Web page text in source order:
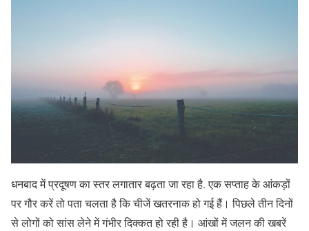
धनबाद में प्रदूषण का स्तर लगातार बढ़ता जा रहा है. एक सप्ताह के आंकड़ों
पर गौर करें तो पता चलता है कि चीजें खतरनाक हो गई हैं। पिछले तीन दिनों
से लोगों को सांस लेने में गंभीर दिक्कत हो रही है। आंखों में जलन की खबरें